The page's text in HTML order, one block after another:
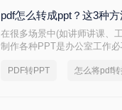
pdf怎么转成ppt？这3种方
在很多场景中(如讲师讲课、
制作各种PPT是办公室工作
PPT。那么，pdf怎么转成
PDF转PPT